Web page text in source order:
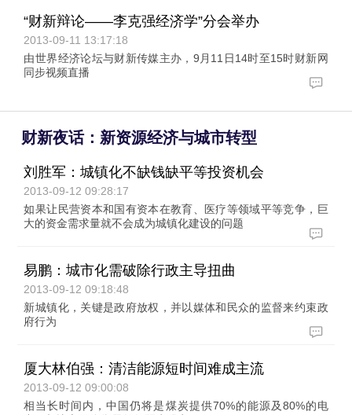
“财新辩论——李克强经济学”分会举办
2013-09-11 13:17:18
由世界经济论坛与财新传媒主办，9月11日14时至15时财新网
同步视频直播
财新夜话：新资源经济与城市转型
刘胜军：城镇化不缺钱缺平等投资机会
2013-09-12 09:28:17
如果让民营资本和国有资本在教育、医疗等领域平等竞争，巨
大的资金需求量就不会成为城镇化建设的问题
易鹏：城市化需破除行政主导扭曲
2013-09-12 09:18:48
新城镇化，关键是政府放权，并以媒体和民众的监督来约束政
府行为
厦大林伯强：清洁能源短时间难成主流
2013-09-12 09:00:08
相当长时间内，中国仍将是煤炭提供70%的能源及80%的电